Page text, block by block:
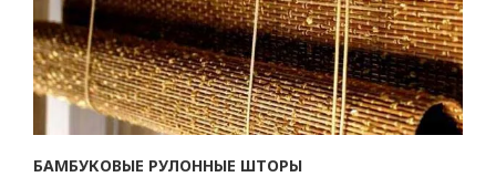
БАМБУКОВЫЕ РУЛОННЫЕ ШТОРЫ